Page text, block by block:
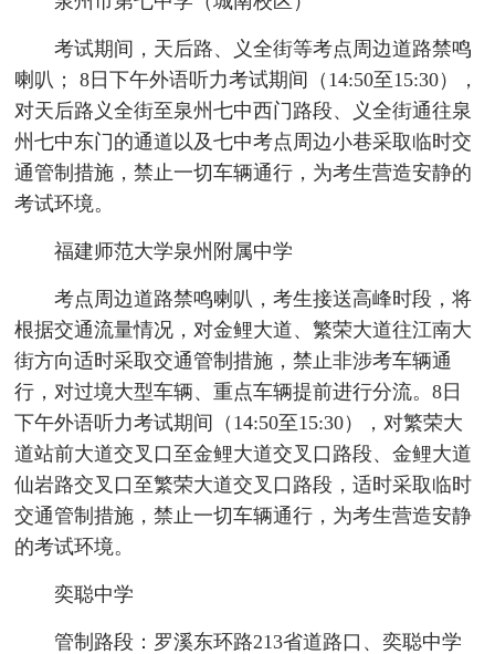
考试期间，天后路、义全街等考点周边道路禁鸣
喇叭； 8日下午外语听力考试期间（14:50至15:30），
对天后路义全街至泉州七中西门路段、义全街通往泉
州七中东门的通道以及七中考点周边小巷采取临时交
通管制措施，禁止一切车辆通行，为考生营造安静的
考试环境。
福建师范大学泉州附属中学
考点周边道路禁鸣喇叭，考生接送高峰时段，将
根据交通流量情况，对金鲤大道、繁荣大道往江南大
街方向适时采取交通管制措施，禁止非涉考车辆通
行，对过境大型车辆、重点车辆提前进行分流。8日
下午外语听力考试期间（14:50至15:30），对繁荣大
道站前大道交叉口至金鲤大道交叉口路段、金鲤大道
仙岩路交叉口至繁荣大道交叉口路段，适时采取临时
交通管制措施，禁止一切车辆通行，为考生营造安静
的考试环境。
奕聪中学
管制路段：罗溪东环路213省道路口、奕聪中学